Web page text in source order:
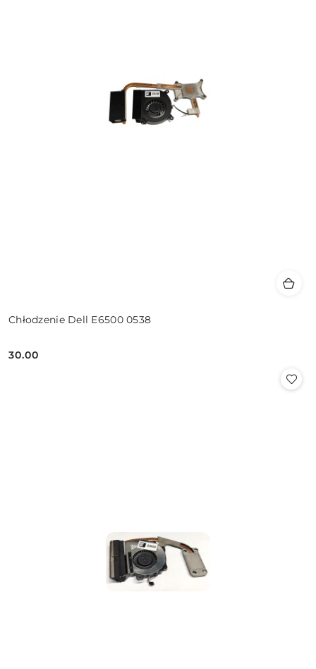
Chłodzenie Dell E6500 0538
Cena:
30.00